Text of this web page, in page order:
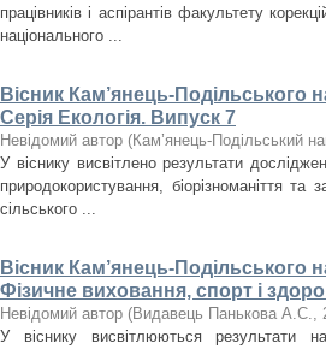
працівників і аспірантів факультету
національного ...
Вісник Кам’янець-Подільського
Серія Екологія. Випуск 7
Невідомий автор (Кам’янець-Подільський
У віснику висвітлено результати
природокористування, біорізноманіття та
сільського ...
Вісник Кам’янець-Подільського
Фізичне виховання, спорт і
Невідомий автор (Видавець Панькова А.С.,
У віснику висвітлюються результати